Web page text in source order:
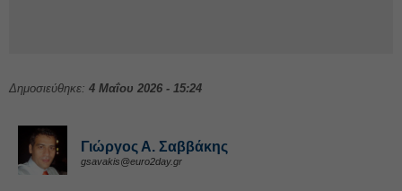
Δημοσιεύθηκε: 4 Μαΐου 2026 - 15:24
Γιώργος Α. Σαββάκης
gsavakis@euro2day.gr